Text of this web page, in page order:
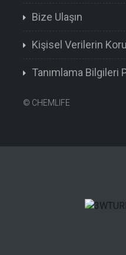
Bize Ulaşın
Kişisel Verilerin
Tanımlama Bilgileri
© CHEMLIFE